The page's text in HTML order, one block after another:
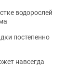
водорослей
постепенно
навсегда